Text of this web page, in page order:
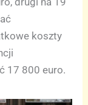
koszty
17 800 euro.